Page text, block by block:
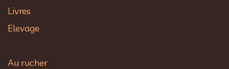
Livres
Elevage
Au rucher​